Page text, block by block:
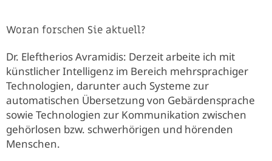
Woran forschen Sie aktuell?
Dr. Eleftherios Avramidis: Derzeit arbeite ich mit
künstlicher Intelligenz im Bereich mehrsprachiger
Technologien, darunter auch Systeme zur
automatischen Übersetzung von Gebärdensprache
sowie Technologien zur Kommunikation zwischen
gehörlosen bzw. schwerhörigen und hörenden
Menschen.